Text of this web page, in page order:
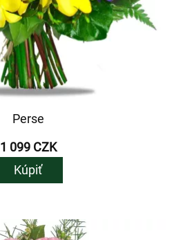
Perse
1 099 CZK
Kúpiť